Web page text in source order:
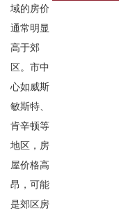
域的房价
通常明显
高于郊
区。市中
心如威斯
敏斯特、
肯辛顿等
地区，房
屋价格高
昂，可能
是郊区房